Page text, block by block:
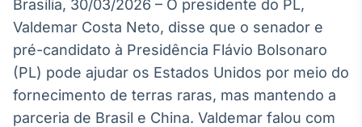
energia elétrica
no Brasil
Broadcast
White Label
Brasília, 30/03/2026 – O presidente do PL,
Valdemar Costa Neto, disse que o senador e
pré-candidato à Presidência Flávio Bolsonaro
(PL) pode ajudar os Estados Unidos por meio do
fornecimento de terras raras, mas mantendo a
parceria de Brasil e China. Valdemar falou com